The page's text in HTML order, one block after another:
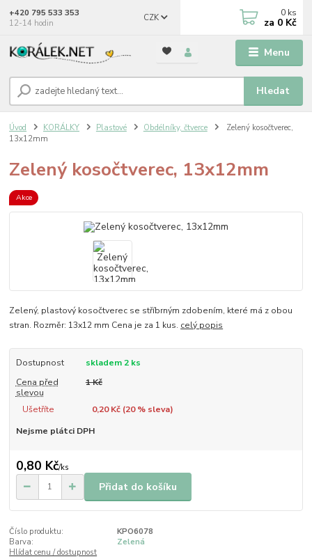
Menu
CZK
Hledat
+420 795 533 353
12-14 hodin
0 ks
za 0 Kč
Úvod KORÁLKY Plastové Obdélníky, čtverce
Zelený kosočtverec,
13x12mm
Zelený kosočtverec, 13x12mm
Akce
Zelený, plastový kosočtverec se stříbrným zdobením, které má z obou
stran. Rozměr: 13x12 mm Cena je za 1 kus. celý popis
Dostupnost
skladem 2 ks
Cena před
slevou
1 Kč
Ušetříte 0,20 Kč (20% sleva)
Nejsme plátci DPH
0,80 Kč/ks
Přidat do košíku
Číslo produktu:
KPO6078
Barva:
Zelená
Hlídat cenu / dostupnost